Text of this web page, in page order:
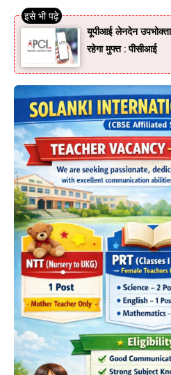
यूपीआई लेनदेन
रहेगा मुफ्त : पीसीआई